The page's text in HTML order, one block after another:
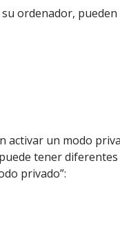
ordenador,
activar un modo
tener
privado”: